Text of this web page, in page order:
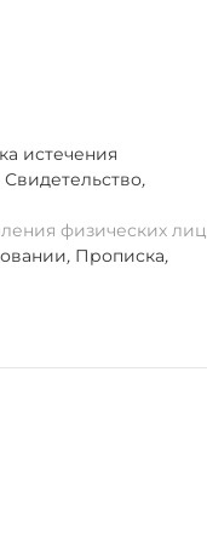
истечения
Свидетельство,
физических лиц
, Прописка,